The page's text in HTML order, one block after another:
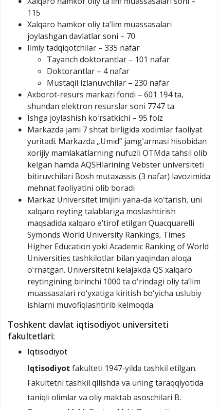
115
Xalqaro hamkor oliy taʼlim muassasalari
joylashgan davlatlar soni – 70
Ilmiy tadqiqotchilar – 335 nafar
Tayanch doktorantlar – 101 nafar
Doktorantlar – 4 nafar
Mustaqil izlanuvchilar – 230 nafar
Axborot-resurs markazi fondi – 601 194 ta,
shundan elektron resurslar soni 7747 ta
Ishga joylashish koʻrsatkichi – 95 foiz
Markazda jami 7 shtat birligida xodimlar faoliyat
yuritadi. Markazda „Umid“ jamgʻarmasi hisobidan
xorijiy mamlakatlarning nufuzli OTMda tahsil olib
kelgan hamda AQSHlarining Vebster universiteti
bitiruvchilari Bosh mutaxassis (3 nafar) lavozimida
mehnat faoliyatini olib boradi
Markaz Universitet imijini yana-da koʻtarish, uni
xalqaro reyting talablariga moslashtirish
maqsadida xalqaro eʼtirof etilgan Quacquarelli
Symonds World University Rankings, Times
Higher Education yoki Academic Ranking of World
Universities tashkilotlar bilan yaqindan aloqa
oʻrnatgan. Universitetni kelajakda QS xalqaro
reytingining birinchi 1000 ta oʻrindagi oliy taʼlim
muassasalari roʻyxatiga kiritish boʻyicha uslubiy
ishlarni muvofiqlashtirib kelmoqda.
Toshkent davlat iqtisodiyot universiteti
fakultetlari:
Iqtisodiyot
Iqtisodiyot fakulteti 1947-yilda tashkil etilgan.
Fakultetni tashkil qilishda va uning taraqqiyotida
taniqli olimlar va oliy maktab asoschilari B.